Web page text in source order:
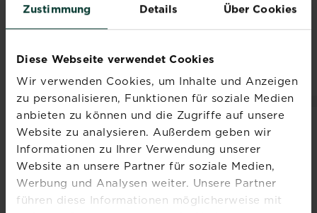
Zustimmung Details Über Cookies
Diese Webseite verwendet Cookies
Wir verwenden Cookies, um Inhalte und Anzeigen
zu personalisieren, Funktionen für soziale Medien
anbieten zu können und die Zugriffe auf unsere
Website zu analysieren. Außerdem geben wir
Informationen zu Ihrer Verwendung unserer
Website an unsere Partner für soziale Medien,
Werbung und Analysen weiter. Unsere Partner
führen diese Informationen möglicherweise mit
wie wir unsere Oase gestalten und pflegen.
Hier findest du alles, was du brauchst, um
pflegen
NEU